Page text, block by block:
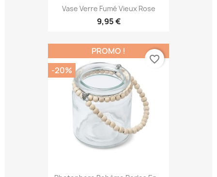
Vase Verre Fumé Vieux Rose
9,95 €
PROMO !
-20%
favorite_border